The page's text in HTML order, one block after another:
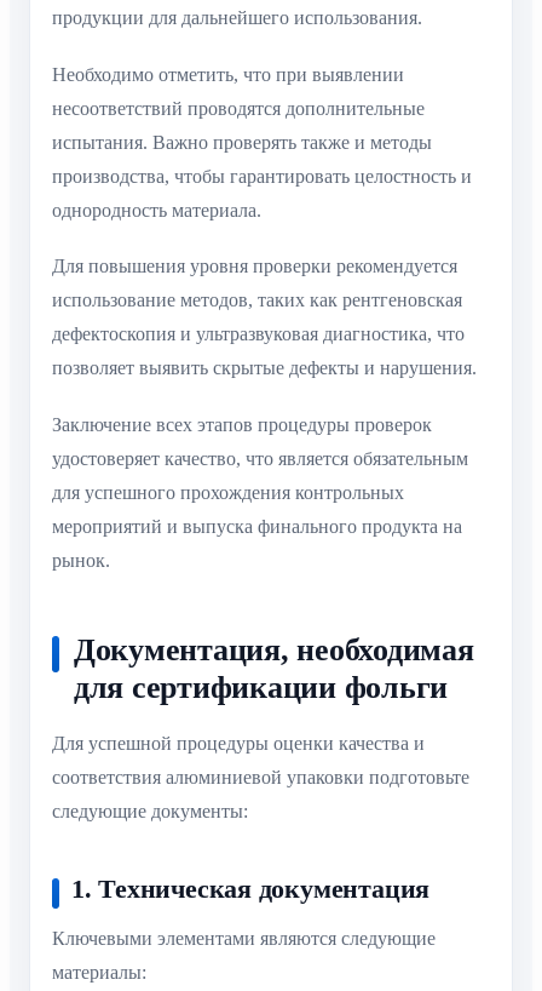
продукции для дальнейшего использования.
Необходимо отметить, что при выявлении
несоответствий проводятся дополнительные
испытания. Важно проверять также и методы
производства, чтобы гарантировать целостность и
однородность материала.
Для повышения уровня проверки рекомендуется
использование методов, таких как рентгеновская
дефектоскопия и ультразвуковая диагностика, что
позволяет выявить скрытые дефекты и нарушения.
Заключение всех этапов процедуры проверок
удостоверяет качество, что является обязательным
для успешного прохождения контрольных
мероприятий и выпуска финального продукта на
рынок.
Документация, необходимая
для сертификации фольги
Для успешной процедуры оценки качества и
соответствия алюминиевой упаковки подготовьте
следующие документы:
1. Техническая документация
Ключевыми элементами являются следующие
материалы: